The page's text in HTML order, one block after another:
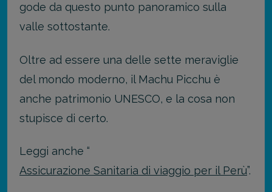
gode da questo punto panoramico sulla
valle sottostante.
Oltre ad essere una delle sette meraviglie
del mondo moderno, il Machu Picchu è
anche patrimonio UNESCO, e la cosa non
stupisce di certo.
Leggi anche “
Assicurazione Sanitaria di viaggio per il Perù”.